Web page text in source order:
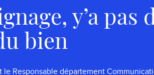
y’a pas
bien
le Responsable département